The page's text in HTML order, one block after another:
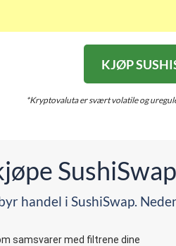
KJØP
*Kryptovaluta er svært volatile og
SushiSwap
handel i SushiSwap.
samsvarer med filtrene dine